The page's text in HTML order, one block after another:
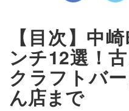
【目次】中
ンチ12選！
クラフトバ
ん店まで